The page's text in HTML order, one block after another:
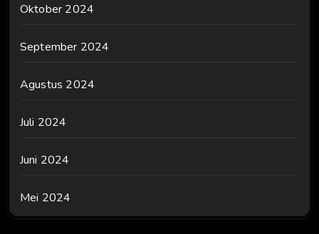
Oktober 2024
September 2024
Agustus 2024
Juli 2024
Juni 2024
Mei 2024